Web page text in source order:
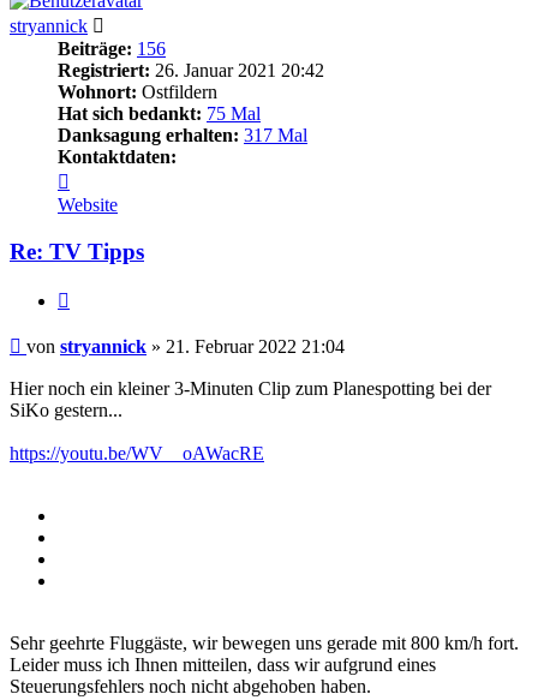
stryannick
Beiträge: 156
Registriert: 26. Januar 2021 20:42
Wohnort: Ostfildern
Hat sich bedankt: 75 Mal
Danksagung erhalten: 317 Mal
Kontaktdaten:
von
stryannick
Website
Re: TV Tipps
Beitrag
von stryannick » 21. Februar 2022 21:04
Hier noch ein kleiner 3-Minuten Clip zum Planespotting bei der
SiKo gestern...
https://youtu.be/WV__oAWacRE
Sehr geehrte Fluggäste, wir bewegen uns gerade mit 800 km/h fort.
Leider muss ich Ihnen mitteilen, dass wir aufgrund eines
Steuerungsfehlers noch nicht abgehoben haben.